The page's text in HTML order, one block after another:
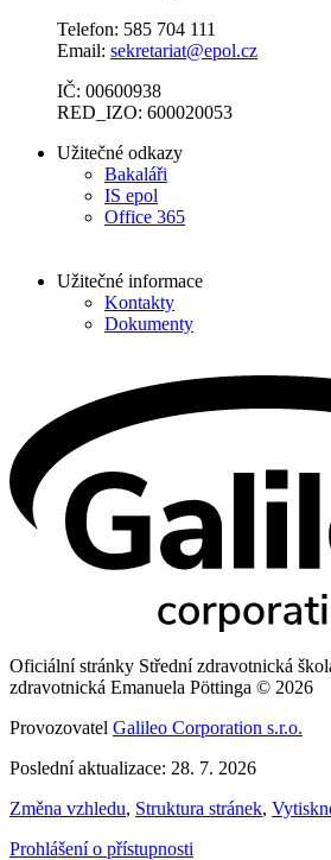
Telefon: 585 704 111
Email: sekretariat@epol.cz
IČ: 00600938
RED_IZO: 600020053
Užitečné odkazy
Bakaláři
IS epol
Office 365
Užitečné informace
Kontakty
Dokumenty
Oficiální stránky Střední zdravotnická
zdravotnická Emanuela Pöttinga © 2026
Provozovatel Galileo Corporation s.r.o.
Poslední aktualizace: 28. 7. 2026
Změna vzhledu, Struktura stránek,
Prohlášení o přístupnosti